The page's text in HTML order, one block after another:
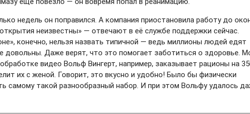
недель он поправился. А компания приостановила работу до
неизвестны» — отвечают в её службе поддержки сейчас.
конечно, нельзя назвать типичной — ведь миллионы людей едят
довольны. Даже верят, что это помогает заботиться о здоровье.
видео Вольф Вингерт, например, заказывает рационы на
их с женой. Говорит, это вкусно и удобно! Было бы физически
самому такой разнообразный набор. И при этом Вольфу удалось